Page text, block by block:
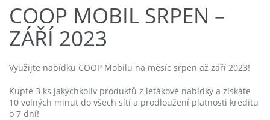
COOP MOBIL SRPEN –
ZÁŘÍ 2023
Využijte nabídku COOP Mobilu na měsíc srpen až září 2023!
Kupte 3 ks jakýchkoliv produktů z letákové nabídky a získáte
10 volných minut do všech sítí a prodloužení platnosti kreditu
o 7 dní!